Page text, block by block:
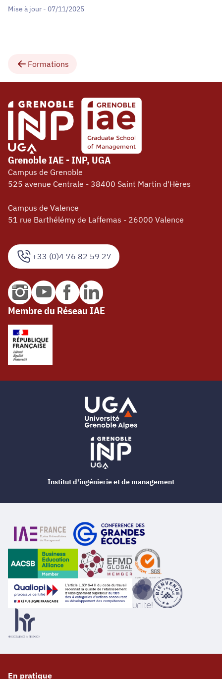
Mise à jour - 07/11/2025
Formations
+33 (0)4 76 82 59 27
Grenoble IAE - INP, UGA
Campus de Grenoble
525 avenue Centrale - 38400 Saint Martin d'Hères
Campus de Valence
51 rue Barthélémy de Laffemas - 26000 Valence
Membre du Réseau IAE
En pratique
Institut d'ingénierie et de management